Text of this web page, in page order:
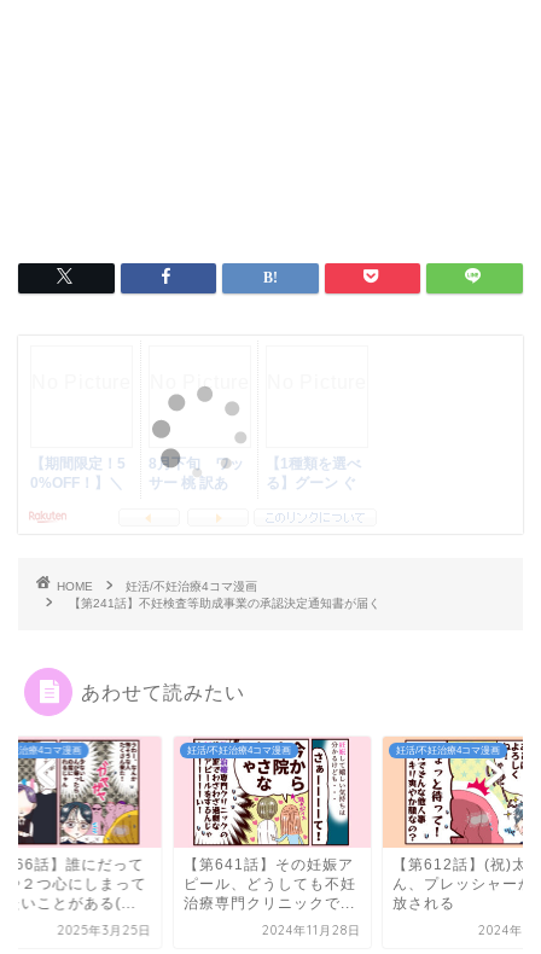
HOME
妊活/不妊治療4コマ漫画
【第241話】不妊検査等助成事業の承認決定通知書が届く
あわせて読みたい
妊治療4コマ漫画
666話】誰にだって
や２つ心にしまって
たいことがある(...
2025年3月25日
妊活/不妊治療4コマ漫画
【第641話】その妊娠ア
ピール、どうしても不妊
治療専門クリニックで...
2024年11月28日
妊活/不妊治療4コマ漫画
【第612話】(祝)太
ん、プレッシャーか
放される
2024年8